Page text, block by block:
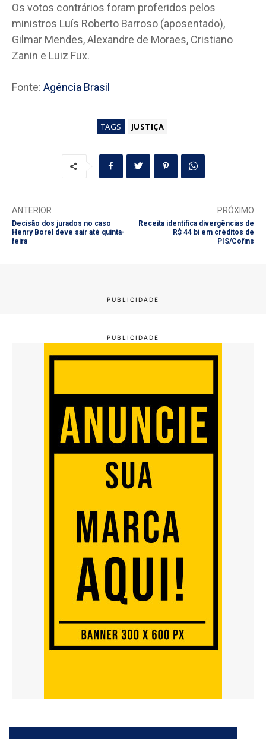
Os votos contrários foram proferidos pelos
ministros Luís Roberto Barroso (aposentado),
Gilmar Mendes, Alexandre de Moraes, Cristiano
Zanin e Luiz Fux.
Fonte: Agência Brasil
TAGS JUSTIÇA
ANTERIOR
Decisão dos jurados no caso
Henry Borel deve sair até quinta-
feira
PRÓXIMO
Receita identifica divergências de
R$ 44 bi em créditos de
PIS/Cofins